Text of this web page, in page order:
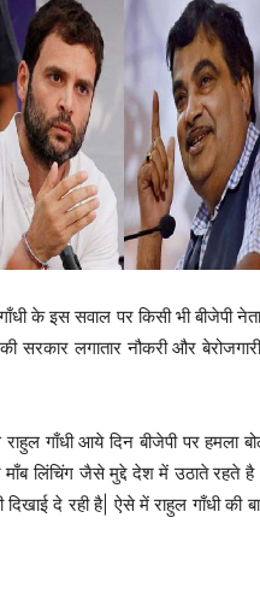
के इस सवाल पर किसी भी बीजेपी
सरकार लगातार नौकरी और
गाँधी आये दिन बीजेपी पर हमला
लिंचिंग जैसे मुद्दे देश में उठाते रहते
दे रही है| ऐसे में राहुल गाँधी की